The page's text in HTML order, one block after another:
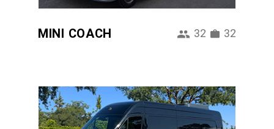
MINI COACH 32 32